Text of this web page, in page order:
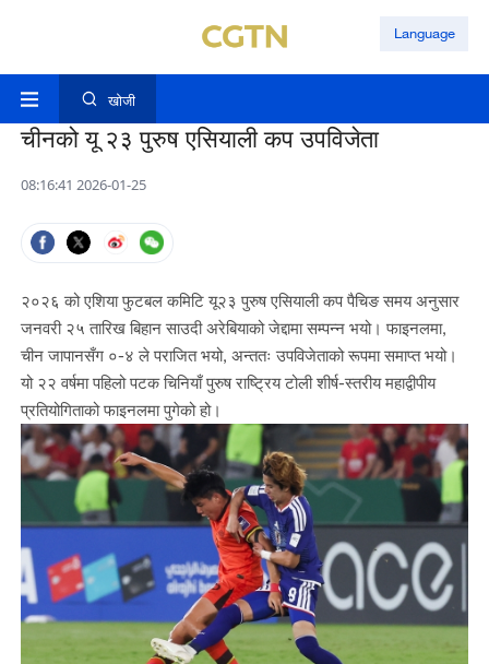
Language
खोजी
चीनको यू २३ पुरुष एसियाली कप उपविजेता
08:16:41 2026-01-25
२०२६ को एशिया फुटबल कमिटि यू२३ पुरुष एसियाली कप पैचिङ समय अनुसार
जनवरी २५ तारिख बिहान साउदी अरेबियाको जेद्दामा सम्पन्न भयो। फाइनलमा,
चीन जापानसँग ०-४ ले पराजित भयो, अन्ततः उपविजेताको रूपमा समाप्त भयो।
यो २२ वर्षमा पहिलो पटक चिनियाँ पुरुष राष्ट्रिय टोली शीर्ष-स्तरीय महाद्वीपीय
प्रतियोगिताको फाइनलमा पुगेको हो।